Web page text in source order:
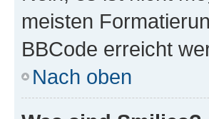
meisten
BBCode erreicht
Nach oben